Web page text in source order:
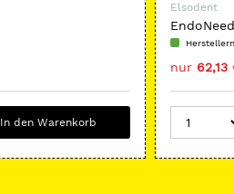
In den Warenkorb
Elsodent
nur 62,13